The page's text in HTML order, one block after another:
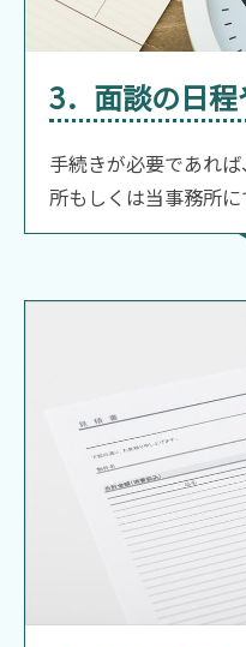
3．面談の日
手続きが必要であれ
所もしくは当事務所に